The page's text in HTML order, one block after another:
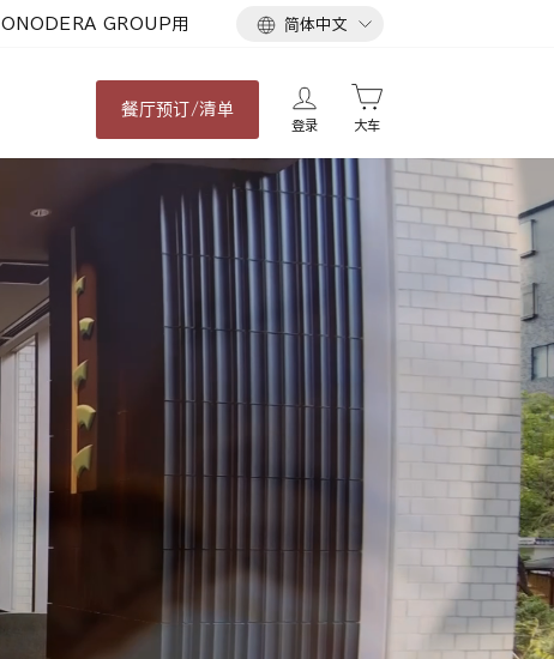
ONODERA GROUP用
语
简体中文
餐厅预订/清单
登录 大车